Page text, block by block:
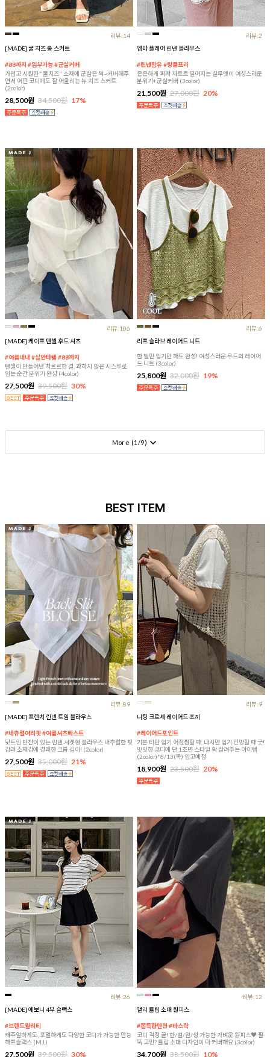
리뷰:14
[MADE] 쿨 치즈 롱 스커트
#88까지 #임부가능 #군살커버
가볍고 시원한 "쿨치즈" 소재에 군살은 싹~커버해주
면서 어떤 코디에도 잘 어울리는 뉴 치즈 스커트
(2color)
28,500원 34,500원 17%
리뷰:2
엠마 플레어 린넨 블라우스
#린넨함유 #링클프리
은은하게 퍼져 차르르 떨어지는 실루엣이 여성스러운
분위기+군살커버 (3color)
21,500원 27,000원 20%
리뷰:106
[MADE] 케이프 텐셀 후드 셔츠
#여름내내 #살안타템 #88까지
텐셀이 만들어낸 차르르한 결, 과하지 않은 시스루로
입는 순간 분위기 완성 (4color)
27,500원 39,500원 30%
리뷰:6
리프 슬라브 레이어드 니트
한 벌만 입기만 해도 완성! 여성스러운 무드의 레이어
드 니트 (3color)
25,800원 32,000원 19%
More (1 /9)
BEST ITEM
리뷰:89
[MADE] 프렌치 린넨 트임 블라우스
#네츄럴여리핏 #여름셔츠베스트
뒷트임 반전이 있는 린넨 셔켓형 블라우스 내추럴한 핏
감과 소재감에 경쾌한 크롭 길이! (2color)
27,500원 35,000원 21%
리뷰:9
니팅 크로셰 레이어드 조끼
#레이어드포인트
기본 티만 입기 어정쩡할 때, 나시만 입기 민망할 때 굿!
밋밋한 코디에 단 1초면 스타일 확 살려주는 아이템
(2color)*8/13(목) 입고예정
18,900원 23,500원 20%
리뷰:26
[MADE] 에보니 4부 슬랙스
#브랜드퀄리티
캐주얼하게도, 포멀하게도 다양한 코디가 가능한 만능
하프슬랙스 (M,L)
27,500원 39,500원 30%
리뷰:12
앨리 튤립 소매 원피스
#쫀득한텐션 #바스락
코디 걱정 끝! 한/벌/완/성 가능한 가벼운 원피스♥ 팔
뚝 고민? 튤립 소매 디자인이 다 커버해요 (3color)
34,700원 38,500원 10%